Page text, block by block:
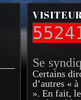
Se
Certains
d’autres «
». En fait,